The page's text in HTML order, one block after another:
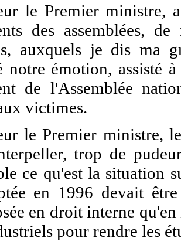
le Premier ministre,
des assemblées,
auxquels je dis ma
notre émotion, assisté
de l'Assemblée
victimes.
le Premier ministre,
trop de
ce qu'est la situation
en 1996 devait
en droit interne
pour rendre les